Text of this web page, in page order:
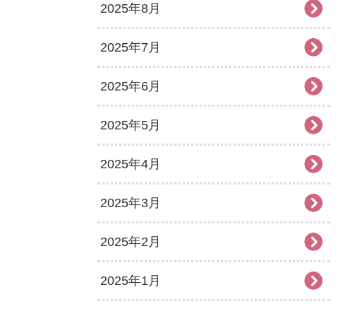
2025年8月
2025年7月
2025年6月
2025年5月
2025年4月
2025年3月
2025年2月
2025年1月